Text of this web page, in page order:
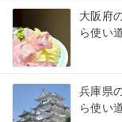
大阪府
ら使い
兵庫県
ら使い